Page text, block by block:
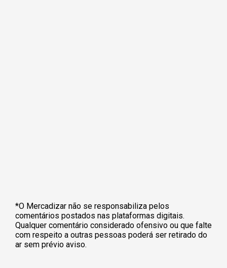
*O Mercadizar não se responsabiliza pelos
comentários postados nas plataformas digitais.
Qualquer comentário considerado ofensivo ou que falte
com respeito a outras pessoas poderá ser retirado do
ar sem prévio aviso.